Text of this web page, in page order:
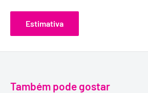
Estimativa
Também pode gostar